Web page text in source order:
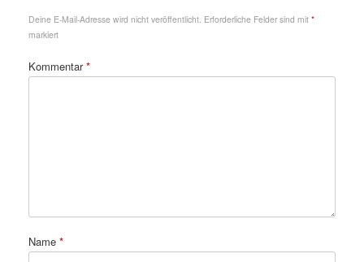
Deine E-Mail-Adresse wird nicht veröffentlicht. Erforderliche Felder sind mit *
markiert
Kommentar*
Name *